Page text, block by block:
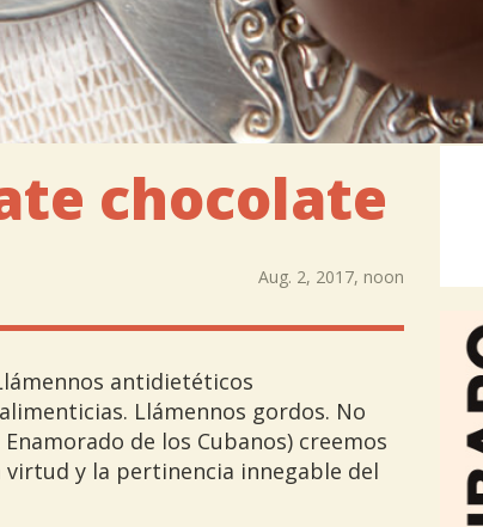
chocolate
Aug. 2, 2017, noon
antidietéticos
Llámennos gordos. No
de los Cubanos) creemos
y la pertinencia innegable del